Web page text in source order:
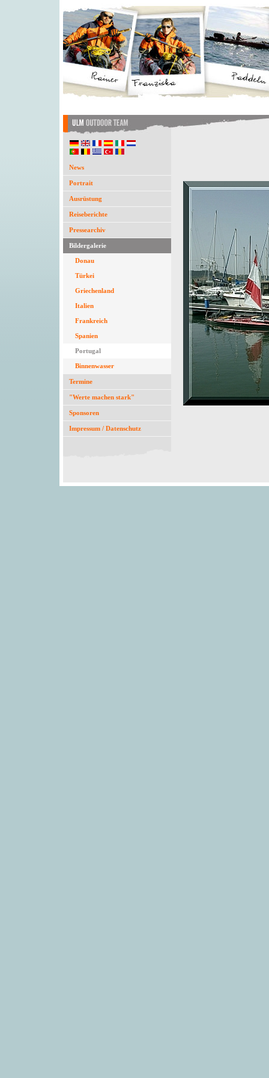
News
Portrait
Ausrüstung
Reiseberichte
Pressearchiv
Bildergalerie
Donau
Türkei
Griechenland
Italien
Frankreich
Spanien
Portugal
Binnenwasser
Termine
"Werte machen stark"
Sponsoren
Impressum / Datenschutz